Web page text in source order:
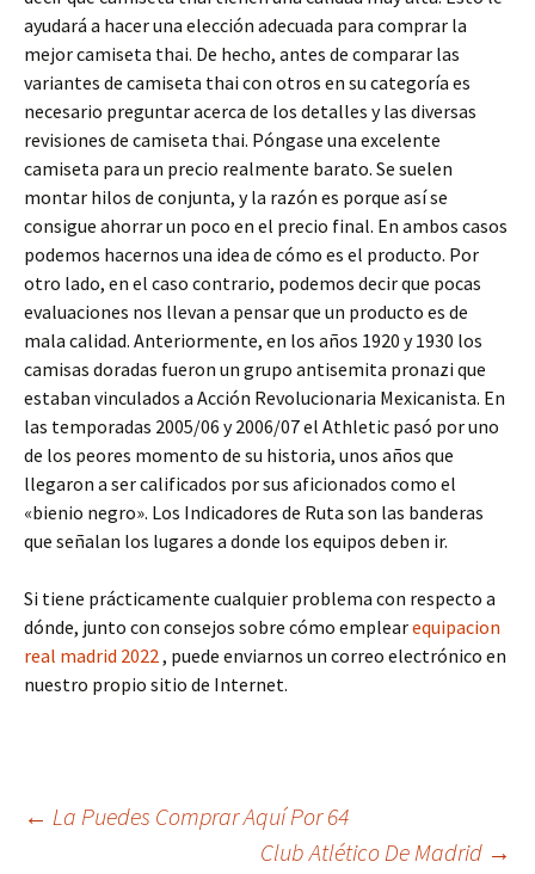
ayudará a hacer una elección adecuada para comprar la
mejor camiseta thai. De hecho, antes de comparar las
variantes de camiseta thai con otros en su categoría es
necesario preguntar acerca de los detalles y las diversas
revisiones de camiseta thai. Póngase una excelente
camiseta para un precio realmente barato. Se suelen
montar hilos de conjunta, y la razón es porque así se
consigue ahorrar un poco en el precio final. En ambos casos
podemos hacernos una idea de cómo es el producto. Por
otro lado, en el caso contrario, podemos decir que pocas
evaluaciones nos llevan a pensar que un producto es de
mala calidad. Anteriormente, en los años 1920 y 1930 los
camisas doradas fueron un grupo antisemita pronazi que
estaban vinculados a Acción Revolucionaria Mexicanista. En
las temporadas 2005/06 y 2006/07 el Athletic pasó por uno
de los peores momento de su historia, unos años que
llegaron a ser calificados por sus aficionados como el
«bienio negro». Los Indicadores de Ruta son las banderas
que señalan los lugares a donde los equipos deben ir.
Si tiene prácticamente cualquier problema con respecto a
dónde, junto con consejos sobre cómo emplearequipacion
real madrid 2022, puede enviarnos un correo electrónico en
nuestro propio sitio de Internet.
Navegación
← La Puedes Comprar Aquí Por 64
Club Atlético De Madrid →